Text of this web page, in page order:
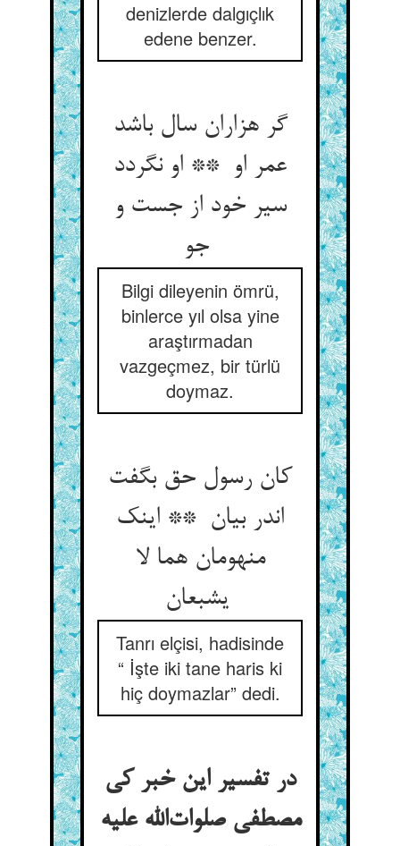
denizlerde dalgıçlık
edene benzer.
گر هزاران سال باشد
عمر او ** او نگردد
سیر خود از جست و
Bilgi dileyenin ömrü,
binlerce yıl olsa yine
araştırmadan
vazgeçmez, bir türlü
doymaz.
کان رسول حق بگفت
اندر بیان ** اینک
منهومان هما لا
یشبعان
Tanrı elçisi, hadisinde
“ İşte iki tane haris ki
hiç doymazlar” dedi.
در تفسیر این خبر کی
مصطفی صلوات‌الله علیه